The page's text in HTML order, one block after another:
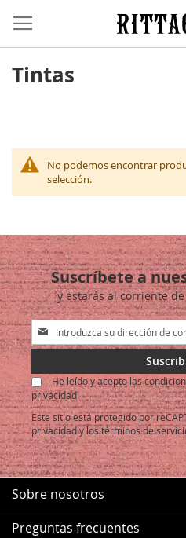
al
Tintas
No podemos encontrar
selección.
Suscríbete a
y estarás al corriente
Inscríbase
a
boletín
de
noticias:
He leído y acepto las
privacidad.
Este sitio está protegido por
privacidady lostérminos de
Sobre nosotros
Preguntas frecuentes